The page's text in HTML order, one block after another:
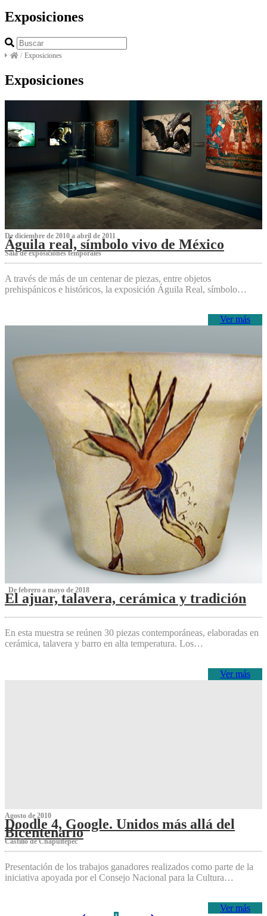
Exposiciones
/ Exposiciones
Exposiciones
De diciembre de 2010 a abril de 2011
Águila real, símbolo vivo de México
Sala de exposiciones temporales
A través de más de un centenar de piezas, entre objetos
prehispánicos e históricos, la exposición Águila Real, símbolo…
Ver más
‌ De febrero a mayo de 2018
El ajuar, talavera, cerámica y tradición
‌
En esta muestra se reúnen 30 piezas contemporáneas, elaboradas en
cerámica, talavera y barro en alta temperatura. Los…
Ver más
Agosto de 2010
Doodle 4, Google. Unidos más allá del
Bicentenario
Castillo de Chapultepec
Presentación de los trabajos ganadores realizados como parte de la
iniciativa apoyada por el Consejo Nacional para la Cultura…
Ver más